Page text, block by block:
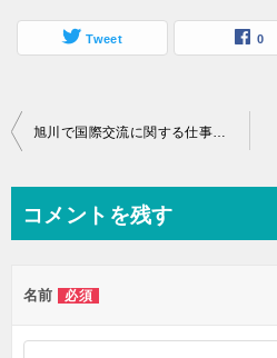
Tweet 0
投
ビ
ー
シ
旭川で国際交流に関する仕事の求人情報を入手する方法
コメントを残す
名前 必須